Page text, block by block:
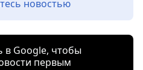
новостью
в Google, чтобы
первым